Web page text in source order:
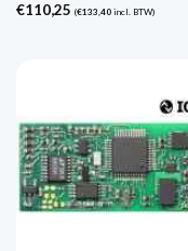
€110,25 (€133,40incl. BTW)